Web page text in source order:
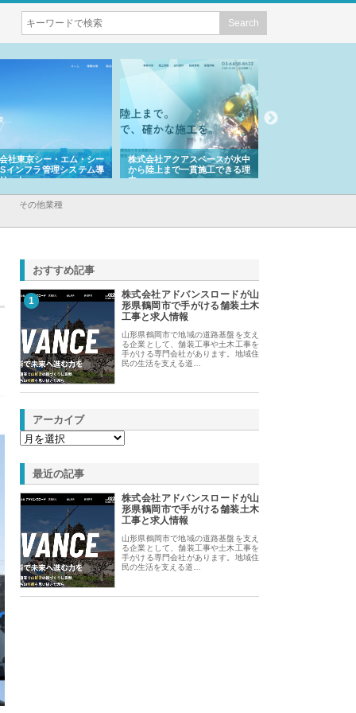
社東京シー・エム・シー
インフラ管理システム導
ット
株式会社アクアスペースが水中
から陸上まで一貫施工できる理
由
その他業種
おすすめ記事
1
株式会社アドバンスロードが山
形県鶴岡市で手がける舗装土木
工事と求人情報
山形県鶴岡市で地域の道路基盤を支え
る企業として、舗装工事や土木工事を
手がける専門会社があります。地域住
民の生活を支える道…
アーカイブ
最近の記事
株式会社アドバンスロードが山
形県鶴岡市で手がける舗装土木
工事と求人情報
山形県鶴岡市で地域の道路基盤を支え
る企業として、舗装工事や土木工事を
手がける専門会社があります。地域住
民の生活を支える道…